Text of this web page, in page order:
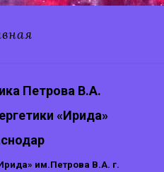
Петрова В.А.
«Ирида»
им.Петрова В.А. г.